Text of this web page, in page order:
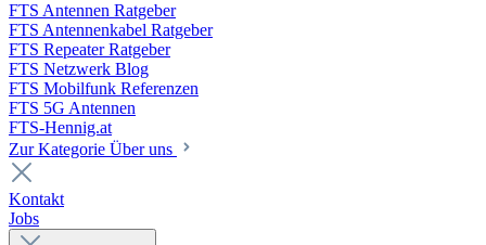
FTS Antennen Ratgeber
FTS Antennenkabel Ratgeber
FTS Repeater Ratgeber
FTS Netzwerk Blog
FTS Mobilfunk Referenzen
FTS 5G Antennen
FTS-Hennig.at
Zur Kategorie Über uns
Kontakt
Jobs